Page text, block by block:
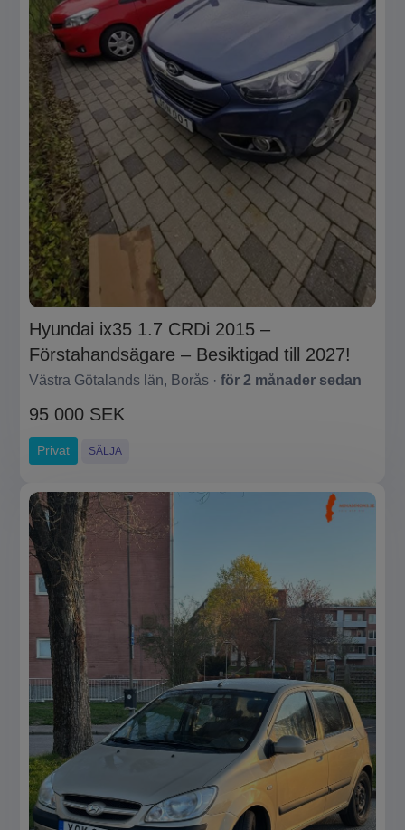
Hyundai ix35 1.7 CRDi 2015 –
Förstahandsägare – Besiktigad till 2027!
Västra Götalands län, Borås · för 2 månader sedan
95 000 SEK
Privat SÄLJA